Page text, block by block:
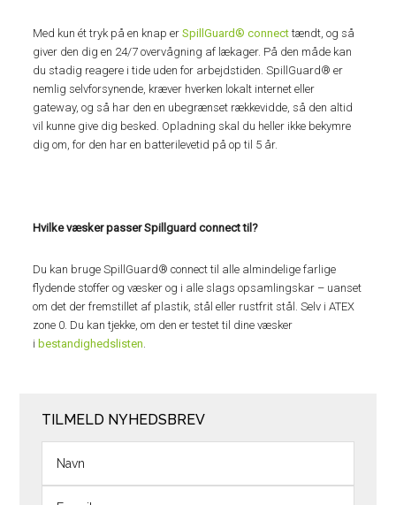
Med kun ét tryk på en knap erSpillGuard® connecttændt, og så
giver den dig en 24/7 overvågning af lækager. På den måde kan
du stadig reagere i tide uden for arbejdstiden. SpillGuard® er
nemlig selvforsynende, kræver hverken lokalt internet eller
gateway, og så har den en ubegrænset rækkevidde, så den altid
vil kunne give dig besked. Opladning skal du heller ikke bekymre
dig om, for den har en batterilevetid på op til 5 år.
Hvilke væsker passer Spillguard connect til?
Du kan bruge SpillGuard® connect til alle almindelige farlige
flydende stoffer og væsker og i alle slags opsamlingskar – uanset
om det der fremstillet af plastik, stål eller rustfrit stål. Selv i ATEX
zone 0. Du kan tjekke, om den er testet til dine væsker
i bestandighedslisten.
TILMELD NYHEDSBREV